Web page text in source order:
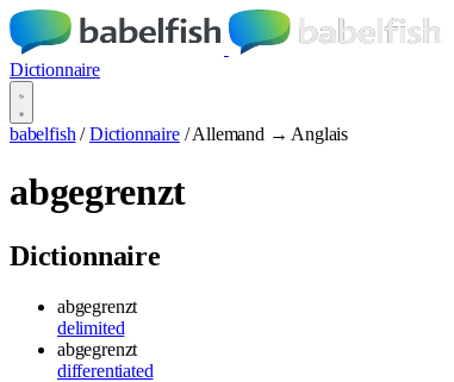
Dictionnaire
babelfish / Dictionnaire / Allemand → Anglais
abgegrenzt
Dictionnaire
abgegrenzt
delimited
abgegrenzt
differentiated